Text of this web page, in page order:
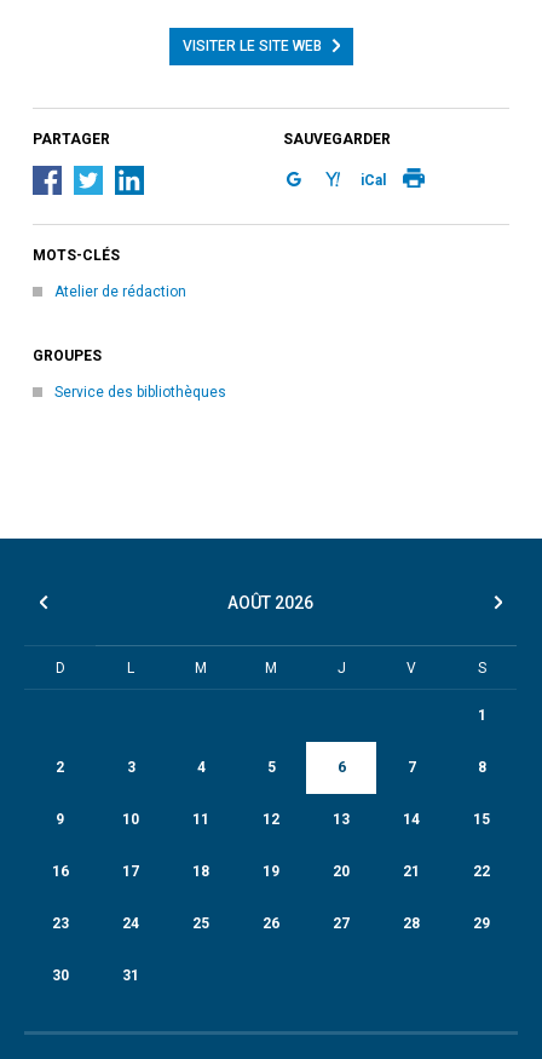
VISITER LE SITE WEB
PARTAGER SAUVEGARDER
iCal
MOTS-CLÉS
Atelier de rédaction
GROUPES
Service des bibliothèques
AOÛT 2026
D L M M J V S
1
2 3 4 5 6 7 8
9 10 11 12 13 14 15
16 17 18 19 20 21 22
23 24 25 26 27 28 29
30 31